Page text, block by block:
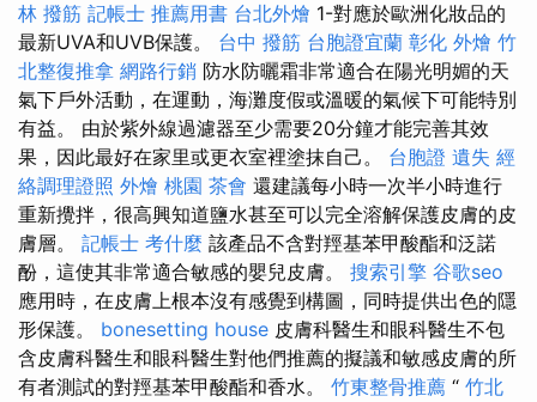
林 撥筋 記帳士 推薦用書 台北外燴 1-對應於歐洲化妝品的
最新UVA和UVB保護。 台中 撥筋 台胞證宜蘭 彰化 外燴 竹
北整復推拿 網路行銷 防水防曬霜非常適合在陽光明媚的天
氣下戶外活動，在運動，海灘度假或溫暖的氣候下可能特別
有益。 由於紫外線過濾器至少需要20分鐘才能完善其效
果，因此最好在家里或更衣室裡塗抹自己。 台胞證 遺失 經
絡調理證照 外燴 桃園 茶會 還建議每小時一次半小時進行
重新攪拌，很高興知道鹽水甚至可以完全溶解保護皮膚的皮
膚層。 記帳士 考什麼 該產品不含對羥基苯甲酸酯和泛諾
酚，這使其非常適合敏感的嬰兒皮膚。 搜索引擎 谷歌seo
應用時，在皮膚上根本沒有感覺到構圖，同時提供出色的隱
形保護。 bonesetting house 皮膚科醫生和眼科醫生不包
含皮膚科醫生和眼科醫生對他們推薦的擬議和敏感皮膚的所
有者測試的對羥基苯甲酸酯和香水。 竹東整骨推薦 “ 竹北